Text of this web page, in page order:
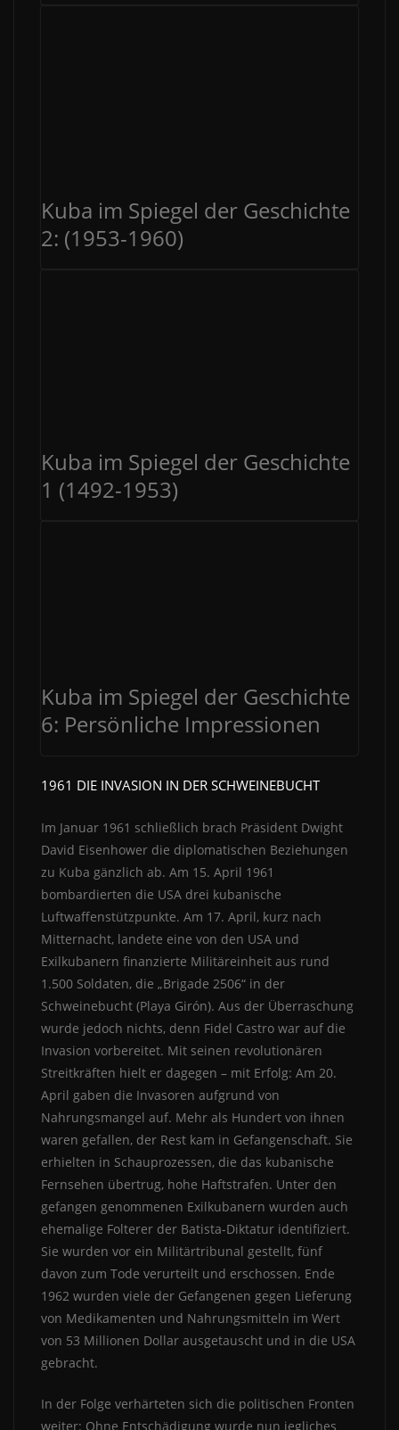
Kuba im Spiegel der Geschichte
2: (1953-1960)
Kuba im Spiegel der Geschichte
1 (1492-1953)
Kuba im Spiegel der Geschichte
6: Persönliche Impressionen
1961 DIE INVASION IN DER SCHWEINEBUCHT
Im Januar 1961 schließlich brach Präsident Dwight
David Eisenhower die diplomatischen Beziehungen
zu Kuba gänzlich ab. Am 15. April 1961
bombardierten die USA drei kubanische
Luftwaffenstützpunkte. Am 17. April, kurz nach
Mitternacht, landete eine von den USA und
Exilkubanern finanzierte Militäreinheit aus rund
1.500 Soldaten, die „Brigade 2506“ in der
Schweinebucht (Playa Girón). Aus der Überraschung
wurde jedoch nichts, denn Fidel Castro war auf die
Invasion vorbereitet. Mit seinen revolutionären
Streitkräften hielt er dagegen – mit Erfolg: Am 20.
April gaben die Invasoren aufgrund von
Nahrungsmangel auf. Mehr als Hundert von ihnen
waren gefallen, der Rest kam in Gefangenschaft. Sie
erhielten in Schauprozessen, die das kubanische
Fernsehen übertrug, hohe Haftstrafen. Unter den
gefangen genommenen Exilkubanern wurden auch
ehemalige Folterer der Batista-Diktatur identifiziert.
Sie wurden vor ein Militärtribunal gestellt, fünf
davon zum Tode verurteilt und erschossen. Ende
1962 wurden viele der Gefangenen gegen Lieferung
von Medikamenten und Nahrungsmitteln im Wert
von 53 Millionen Dollar ausgetauscht und in die USA
gebracht.
In der Folge verhärteten sich die politischen Fronten
weiter: Ohne Entschädigung wurde nun jegliches